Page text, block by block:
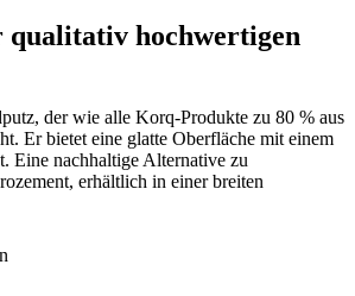
hochwertigen
der wie alle Korq-Produkte zu 80 % aus
Er bietet eine glatte Oberfläche mit einem
Eine nachhaltige Alternative zu
erhältlich in einer breiten